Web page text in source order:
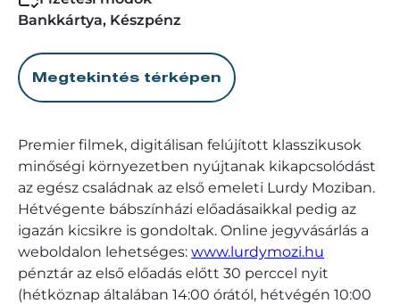
Bankkártya, Készpénz
Megtekintés térképen
Premier filmek, digitálisan felújított klasszikusok
minőségi környezetben nyújtanak kikapcsolódást
az egész családnak az első emeleti Lurdy Moziban.
Hétvégente bábszínházi előadásaikkal pedig az
igazán kicsikre is gondoltak. Online jegyvásárlás a
weboldalon lehetséges: www.lurdymozi.hu
pénztár az első előadás előtt 30 perccel nyit
(hétköznap általában 14:00 órától, hétvégén 10:00